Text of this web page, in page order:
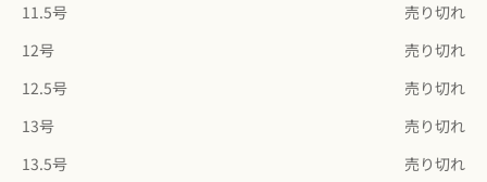
11.5号
売り切れ
12号
売り切れ
12.5号
売り切れ
13号
売り切れ
13.5号
売り切れ